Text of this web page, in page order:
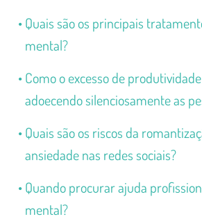
Quais são os principais
mental?
Como o excesso de
adoecendo silenciosamente as
Quais são os riscos da
ansiedade nas redes sociais?
Quando procurar ajuda
mental?